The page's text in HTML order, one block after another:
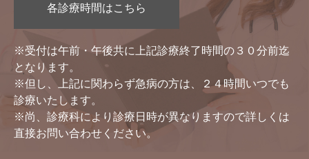
各診療時間はこちら
※受付は午前・午後共に上記診療終了時間の３０分前迄
となります。
※但し、上記に関わらず急病の方は、２４時間いつでも
診療いたします。
※尚、診療科により診療日時が異なりますので詳しくは
直接お問い合わせください。